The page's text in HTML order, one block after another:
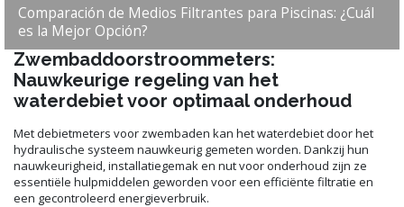
Comparación de Medios Filtrantes para Piscinas: ¿Cuál
es la Mejor Opción?
Zwembaddoorstroommeters:
Nauwkeurige regeling van het
waterdebiet voor optimaal onderhoud
Met debietmeters voor zwembaden kan het waterdebiet door het
hydraulische systeem nauwkeurig gemeten worden. Dankzij hun
nauwkeurigheid, installatiegemak en nut voor onderhoud zijn ze
essentiële hulpmiddelen geworden voor een efficiënte filtratie en
een gecontroleerd energieverbruik.